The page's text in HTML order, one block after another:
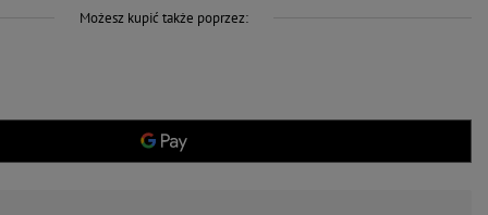
Możesz kupić także poprzez: